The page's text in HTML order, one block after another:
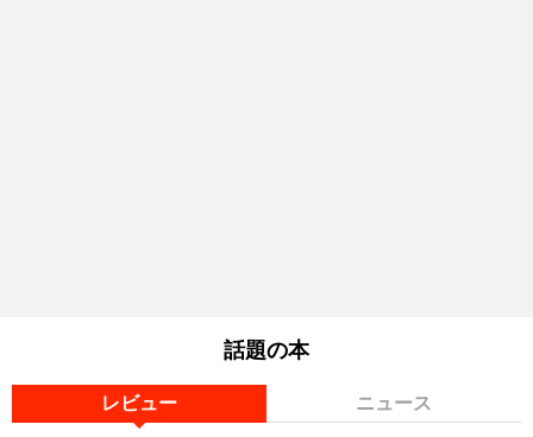
話題の本
レビュー ニュース